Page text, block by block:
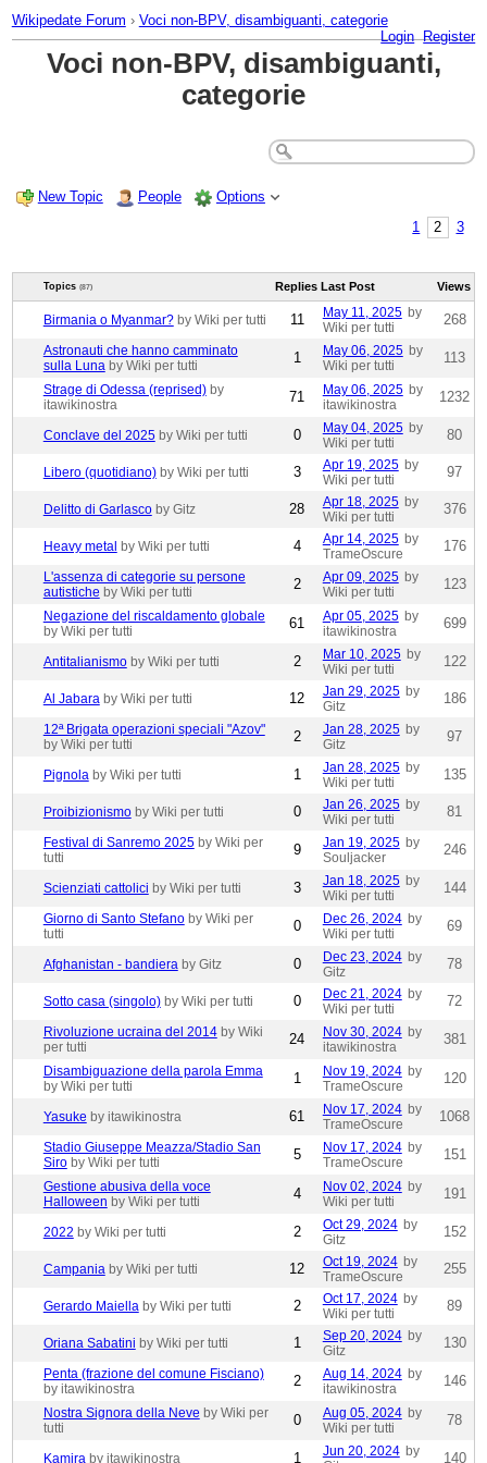
Wikipedate Forum › Voci non-BPV, disambiguanti, categorie
Login Register
Voci non-BPV, disambiguanti,
categorie
New Topic People
Options
1
2 3
Topics (87) Replies Last Post Views
Birmania o Myanmar? by Wiki per tutti 11 May 11, 2025 by
Wiki per tutti
268
Astronauti che hanno camminato
sulla Luna by Wiki per tutti 1 May 06, 2025 by
Wiki per tutti
113
Strage di Odessa (reprised) by
itawikinostra
71 May 06, 2025 by
itawikinostra
1232
Conclave del 2025 by Wiki per tutti 0 May 04, 2025 by
Wiki per tutti
80
Libero (quotidiano) by Wiki per tutti 3 Apr 19, 2025 by
Wiki per tutti
97
Delitto di Garlasco by Gitz 28 Apr 18, 2025 by
Wiki per tutti
376
Heavy metal by Wiki per tutti 4 Apr 14, 2025 by
TrameOscure
176
L'assenza di categorie su persone
autistiche by Wiki per tutti 2 Apr 09, 2025 by
Wiki per tutti
123
Negazione del riscaldamento globale
by Wiki per tutti
61 Apr 05, 2025 by
itawikinostra
699
Antitalianismo by Wiki per tutti 2 Mar 10, 2025 by
Wiki per tutti
122
Al Jabara by Wiki per tutti 12 Jan 29, 2025 by
Gitz
186
12ª Brigata operazioni speciali "Azov"
by Wiki per tutti
2 Jan 28, 2025 by
Gitz
97
Pignola by Wiki per tutti 1 Jan 28, 2025 by
Wiki per tutti
135
Proibizionismo by Wiki per tutti 0 Jan 26, 2025 by
Wiki per tutti
81
Festival di Sanremo 2025 by Wiki per
tutti
9 Jan 19, 2025 by
Souljacker
246
Scienziati cattolici by Wiki per tutti 3 Jan 18, 2025 by
Wiki per tutti
144
Giorno di Santo Stefano by Wiki per
tutti
0 Dec 26, 2024 by
Wiki per tutti
69
Afghanistan - bandiera by Gitz 0 Dec 23, 2024 by
Gitz
78
Sotto casa (singolo) by Wiki per tutti 0 Dec 21, 2024 by
Wiki per tutti
72
Rivoluzione ucraina del 2014 by Wiki
per tutti
24 Nov 30, 2024 by
itawikinostra
381
Disambiguazione della parola Emma
by Wiki per tutti
1 Nov 19, 2024 by
TrameOscure
120
Yasuke by itawikinostra 61 Nov 17, 2024 by
TrameOscure
1068
Stadio Giuseppe Meazza/Stadio San
Siro by Wiki per tutti 5 Nov 17, 2024 by
TrameOscure
151
Gestione abusiva della voce
Halloween by Wiki per tutti 4 Nov 02, 2024 by
Wiki per tutti
191
2022 by Wiki per tutti 2 Oct 29, 2024 by
Gitz
152
Campania by Wiki per tutti 12 Oct 19, 2024 by
TrameOscure
255
Gerardo Maiella by Wiki per tutti 2 Oct 17, 2024 by
Wiki per tutti
89
Oriana Sabatini by Wiki per tutti 1 Sep 20, 2024 by
Gitz
130
Penta (frazione del comune Fisciano)
by itawikinostra
2 Aug 14, 2024 by
itawikinostra
146
Nostra Signora della Neve by Wiki per
tutti
0 Aug 05, 2024 by
Wiki per tutti
78
Kamira by itawikinostra 1 Jun 20, 2024 by
140